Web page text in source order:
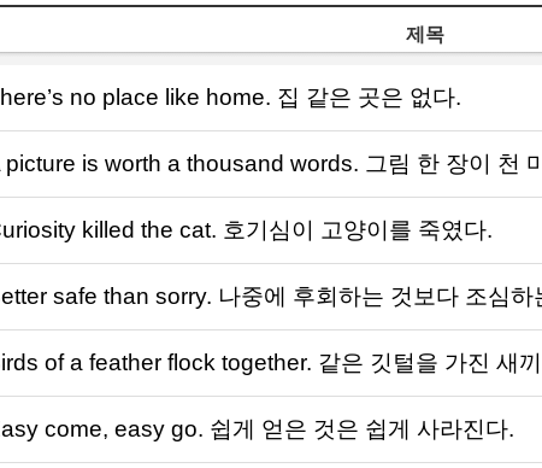
제목
no place like home. 집 같은 곳은 없다.
picture is worth a thousand words. 그림 한 장이 천
killed the cat. 호기심이 고양이를 죽였다.
safe than sorry. 나중에 후회하는 것보다 조심하
of a feather flock together. 같은 깃털을 가진 새
come, easy go. 쉽게 얻은 것은 쉽게 사라진다.